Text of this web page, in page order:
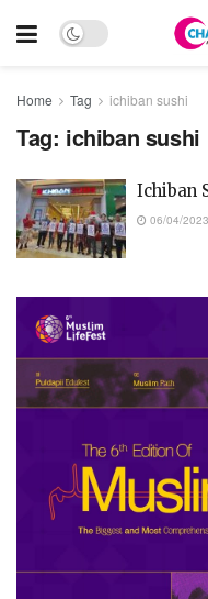
Home Tag ichiban sushi
Tag: ichiban sushi
Ichiban
06/04/2023